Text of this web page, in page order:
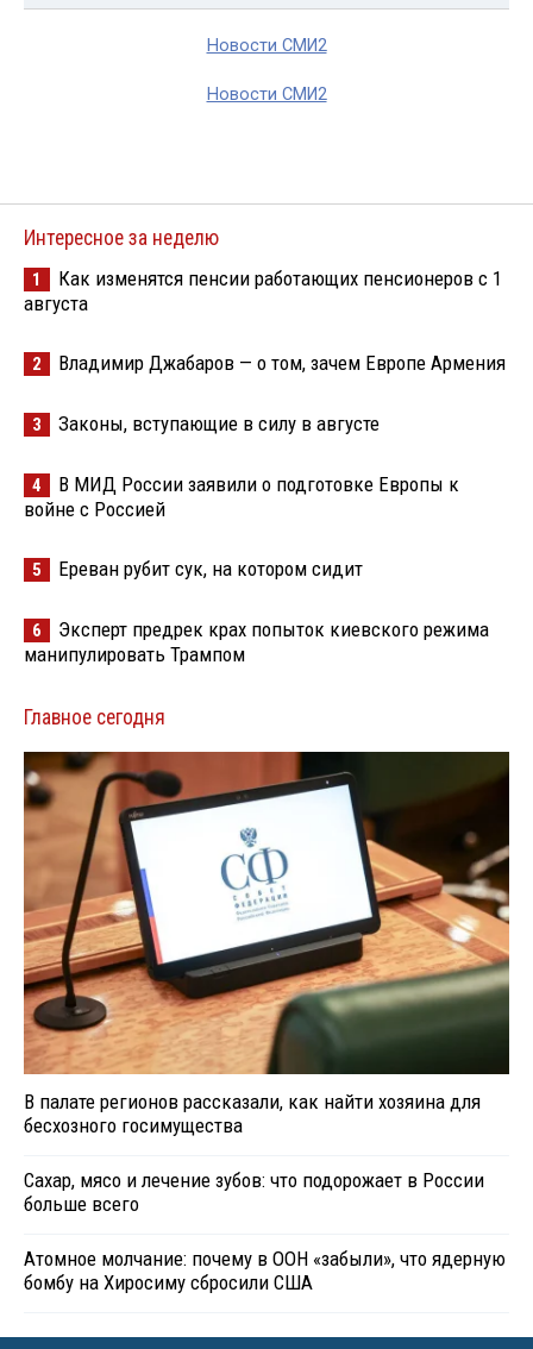
Новости СМИ2
Новости СМИ2
Интересное за неделю
1
Как изменятся пенсии работающих пенсионеров с 1
августа
2 Владимир Джабаров — о том, зачем Европе Армения
3 Законы, вступающие в силу в августе
4
В МИД России заявили о подготовке Европы к
войне с Россией
5 Ереван рубит сук, на котором сидит
6
Эксперт предрек крах попыток киевского режима
манипулировать Трампом
Главное сегодня
В палате регионов рассказали, как найти хозяина для
бесхозного госимущества
Сахар, мясо и лечение зубов: что подорожает в России
больше всего
Атомное молчание: почему в ООН «забыли», что ядерную
бомбу на Хиросиму сбросили США